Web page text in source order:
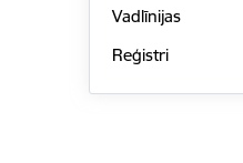
Vadlīnijas
Reģistri